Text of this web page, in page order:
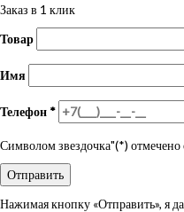
Заказ в 1 клик
Товар
Имя
Телефон *
Символом звездочка"(*) отмечено
Нажимая кнопку «Отправить», я